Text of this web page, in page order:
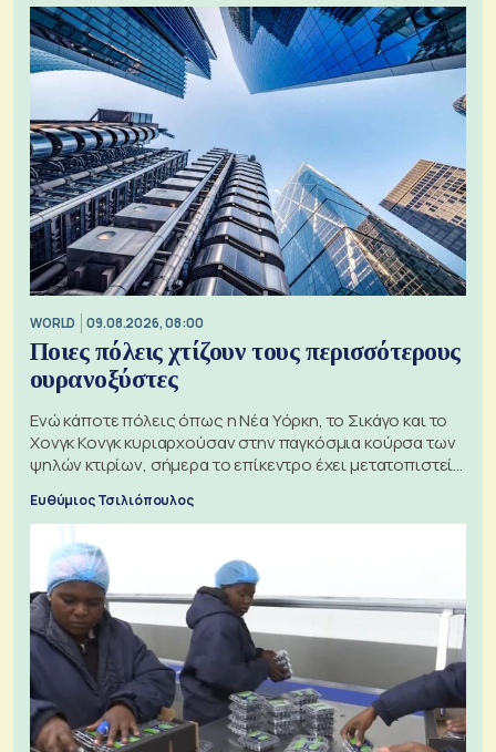
WORLD 09.08.2026, 08:00
Ποιες πόλεις χτίζουν τους περισσότερους
ουρανοξύστες
Ενώ κάποτε πόλεις όπως η Νέα Υόρκη, το Σικάγο και το
Χονγκ Κονγκ κυριαρχούσαν στην παγκόσμια κούρσα των
ψηλών κτιρίων, σήμερα το επίκεντρο έχει μετατοπιστεί
προς την Ασία
Ευθύμιος Τσιλιόπουλος